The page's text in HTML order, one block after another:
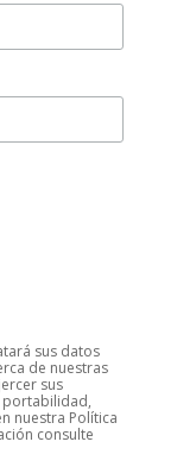
sus datos
de nuestras
sus
portabilidad,
nuestra Política
consulte